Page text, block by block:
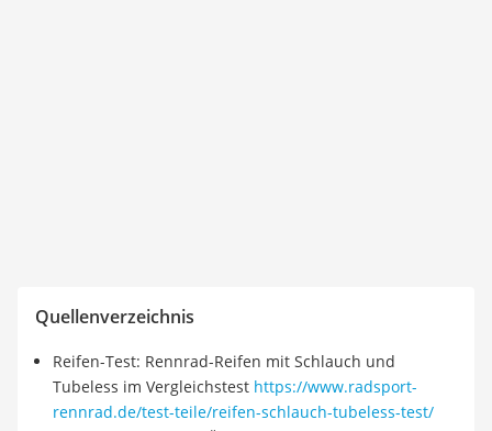
Quellenverzeichnis
Reifen-Test: Rennrad-Reifen mit Schlauch und
Tubeless im Vergleichstest https://www.radsport-
rennrad.de/test-teile/reifen-schlauch-tubeless-test/